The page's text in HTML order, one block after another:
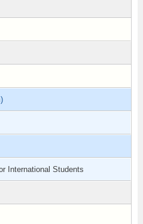
International Students